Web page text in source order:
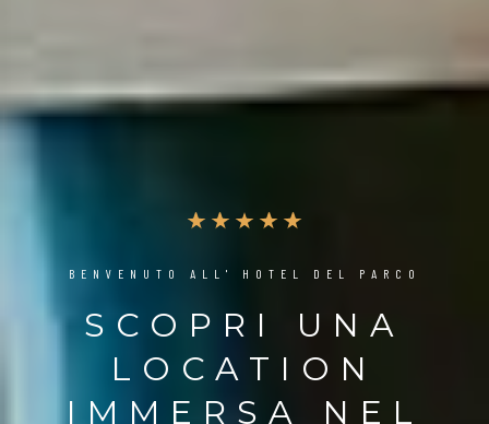
BENVENUTO ALL' HOTEL DEL PARCO
SCOPRI UNA
LOCATION
IMMERSA NEL